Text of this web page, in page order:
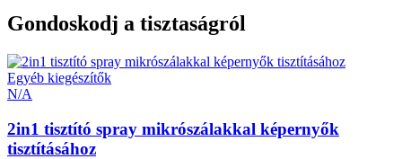
Gondoskodj a tisztaságról
Egyéb kiegészítők
N/A
2in1 tisztító spray mikrószálakkal képernyők
tisztításához